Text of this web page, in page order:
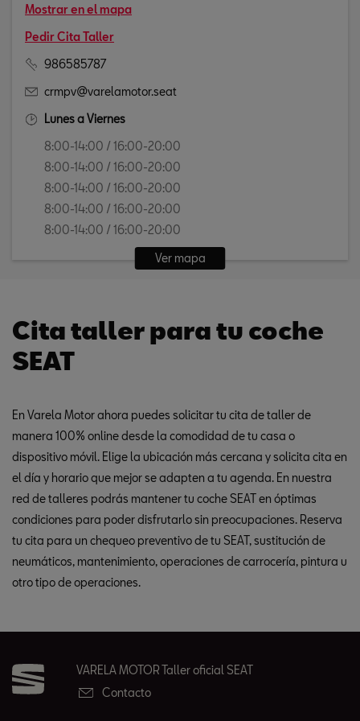
Mostrar en el mapa
Pedir Cita Taller
986585787
crmpv@varelamotor.seat
Lunes a Viernes
8:00-14:00 / 16:00-20:00
8:00-14:00 / 16:00-20:00
8:00-14:00 / 16:00-20:00
8:00-14:00 / 16:00-20:00
8:00-14:00 / 16:00-20:00
Ver mapa
Cita taller para tu coche
SEAT
En Varela Motor ahora puedes solicitar tu cita de taller de
manera 100% online desde la comodidad de tu casa o
dispositivo móvil. Elige la ubicación más cercana y solicita cita en
el día y horario que mejor se adapten a tu agenda. En nuestra
red de talleres podrás mantener tu coche SEAT en óptimas
condiciones para poder disfrutarlo sin preocupaciones. Reserva
tu cita para un chequeo preventivo de tu SEAT, sustitución de
neumáticos, mantenimiento, operaciones de carrocería, pintura u
otro tipo de operaciones.
VARELA MOTOR Taller oficial SEAT
Contacto